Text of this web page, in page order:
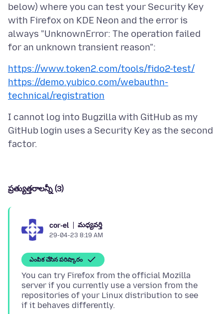
below) where you can test your Security Key
with Firefox on KDE Neon and the error is
always "UnknownError: The operation failed
https://www.token2.com/tools/fido2-test/
https://demo.yubico.com/webauthn-
technical/registration
I cannot log into Bugzilla with GitHub as my
GitHub login uses a Security Key as the second
ప్రత్యుత్తరాలన్నీ (3)
cor-el మధ్యవర్తి
29-04-23 8:19 AM
ఎంపిక చేసిన పరిష్కారం
You can try Firefox from the official Mozilla
server if you currently use a version from the
repositories of your Linux distribution to see